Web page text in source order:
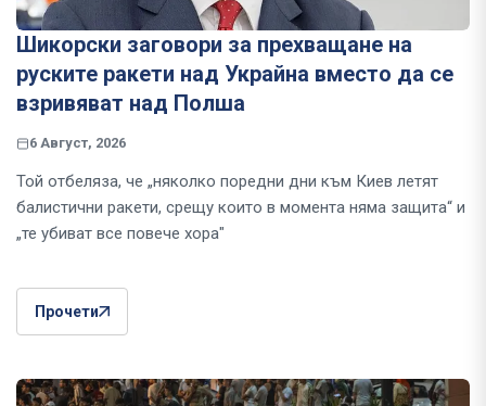
Шикорски заговори за прехващане на
руските ракети над Украйна вместо да се
взривяват над Полша
6 Август, 2026
Той отбеляза, че „няколко поредни дни към Киев летят
балистични ракети, срещу които в момента няма защита“ и
„те убиват все повече хора"
Прочети